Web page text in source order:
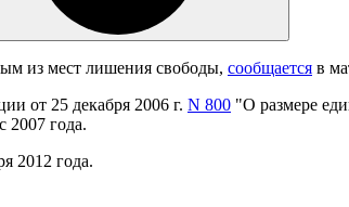
из мест лишения свободы, сообщается в
от 25 декабря 2006 г. N 800 "О размере
2007 года.
2012 года.